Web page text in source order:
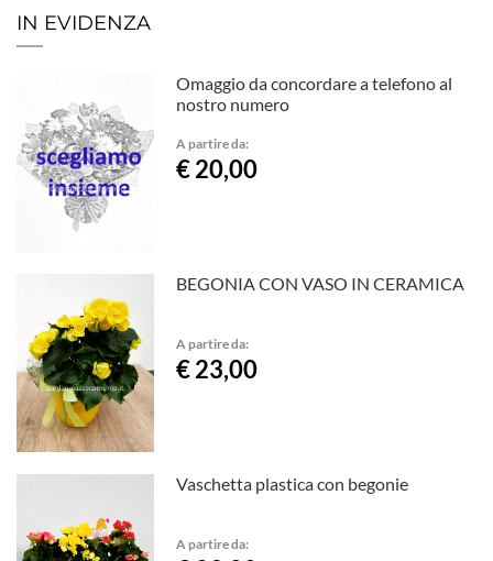
IN EVIDENZA
Omaggio da concordare a telefono al
nostro numero
A partire da:
€ 20,00
BEGONIA CON VASO IN CERAMICA
A partire da:
€ 23,00
Vaschetta plastica con begonie
A partire da: